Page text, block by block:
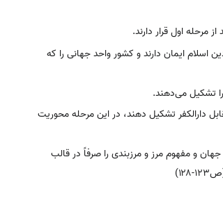
مرحله اول قرار دارند.
ایمان دارند و کشور واحد جهانی را که
تشکیل می‌دهند.
دارالکفر تشکیل دهند، در این مرحله محوریت
و مفهوم مرز و مرزبندی را صرفاً در قالب